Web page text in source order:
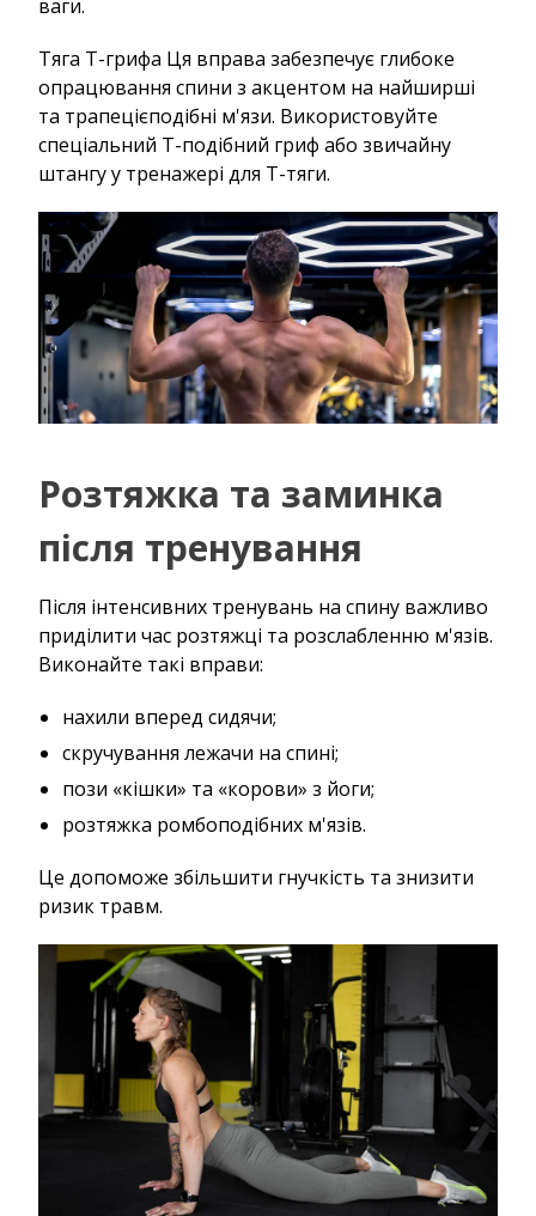
ваги.
Тяга Т-грифа Ця вправа забезпечує глибоке
опрацювання спини з акцентом на найширші
та трапецієподібні м'язи. Використовуйте
спеціальний Т-подібний гриф або звичайну
штангу у тренажері для Т-тяги.
Розтяжка та заминка
після тренування
Після інтенсивних тренувань на спину важливо
приділити час розтяжці та розслабленню м'язів.
Виконайте такі вправи:
нахили вперед сидячи;
скручування лежачи на спині;
пози «кішки» та «корови» з йоги;
розтяжка ромбоподібних м'язів.
Це допоможе збільшити гнучкість та знизити
ризик травм.